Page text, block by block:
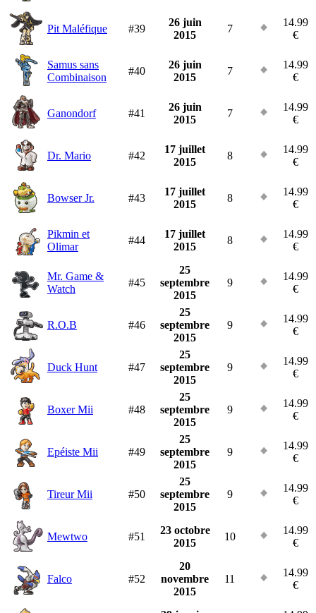
Pit Maléfique #39
26 juin
2015
7
14.99
€
Samus sans
Combinaison
#40
26 juin
2015
7
14.99
€
Ganondorf #41
26 juin
2015
7
14.99
€
Dr. Mario #42
17 juillet
2015
8
14.99
€
Bowser Jr. #43
17 juillet
2015
8
14.99
€
Pikmin et
Olimar
#44
17 juillet
2015
8
14.99
€
Mr. Game &
Watch
#45
25
septembre
2015
9
14.99
€
R.O.B #46
25
septembre
2015
9
14.99
€
Duck Hunt #47
25
septembre
2015
9
14.99
€
Boxer Mii #48
25
septembre
2015
9
14.99
€
Epéiste Mii #49
25
septembre
2015
9
14.99
€
Tireur Mii #50
25
septembre
2015
9
14.99
€
Mewtwo #51
23 octobre
2015
10
14.99
€
Falco #52
20
novembre
2015
11
14.99
€